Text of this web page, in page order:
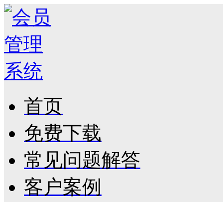
首页
免费下载
常见问题解答
客户案例